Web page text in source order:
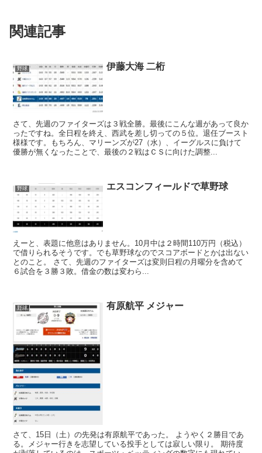
関連記事
野球 伊藤大海 二桁
さて、先週のファイターズは３戦全勝。最後にこんな週があって良か
ったですね。全日程を終え、西武を差し切っての５位。退任ブースト
様様です。もちろん、マリーンズが27（水）、イーグルスに負けて
優勝が無くなったことで、最後の２戦はＣＳに向けた調整...
野球 エスコンフィールドで草野球
えーと、表題に他意はありません。10月中は２時間110万円（税込）
で借りられるそうです。でも草野球なのでスコアボードとかは出ない
とのこと。 さて、先週のファイターズは変則日程の月曜分を含めて
６試合を３勝３敗。借金の数は変わら...
野球 有原航平 メジャー
さて、15日（土）の先発は有原航平であった。 ようやく２勝目であ
る。メジャー行きを志望している投手としては寂しい限り。 期待度